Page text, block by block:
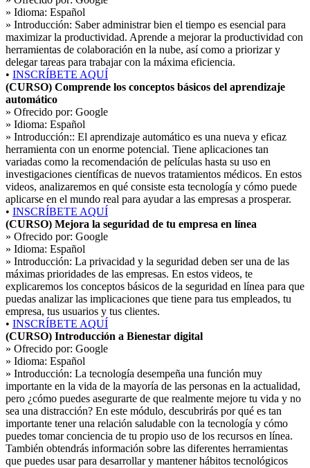
» Idioma: Español
» Introducción: Saber administrar bien el tiempo es esencial para
maximizar la productividad. Aprende a mejorar la productividad con
herramientas de colaboración en la nube, así como a priorizar y
delegar tareas para trabajar con la máxima eficiencia.
• INSCRÍBETE AQUÍ
(CURSO) Comprende los conceptos básicos del aprendizaje
automático
» Ofrecido por: Google
» Idioma: Español
» Introducción:: El aprendizaje automático es una nueva y eficaz
herramienta con un enorme potencial. Tiene aplicaciones tan
variadas como la recomendación de películas hasta su uso en
investigaciones científicas de nuevos tratamientos médicos. En estos
videos, analizaremos en qué consiste esta tecnología y cómo puede
aplicarse en el mundo real para ayudar a las empresas a prosperar.
• INSCRÍBETE AQUÍ
(CURSO) Mejora la seguridad de tu empresa en línea
» Ofrecido por: Google
» Idioma: Español
» Introducción: La privacidad y la seguridad deben ser una de las
máximas prioridades de las empresas. En estos videos, te
explicaremos los conceptos básicos de la seguridad en línea para que
puedas analizar las implicaciones que tiene para tus empleados, tu
empresa, tus usuarios y tus clientes.
• INSCRÍBETE AQUÍ
(CURSO) Introducción a Bienestar digital
» Ofrecido por: Google
» Idioma: Español
» Introducción: La tecnología desempeña una función muy
importante en la vida de la mayoría de las personas en la actualidad,
pero ¿cómo puedes asegurarte de que realmente mejore tu vida y no
sea una distracción? En este módulo, descubrirás por qué es tan
importante tener una relación saludable con la tecnología y cómo
puedes tomar conciencia de tu propio uso de los recursos en línea.
También obtendrás información sobre las diferentes herramientas
que puedes usar para desarrollar y mantener hábitos tecnológicos